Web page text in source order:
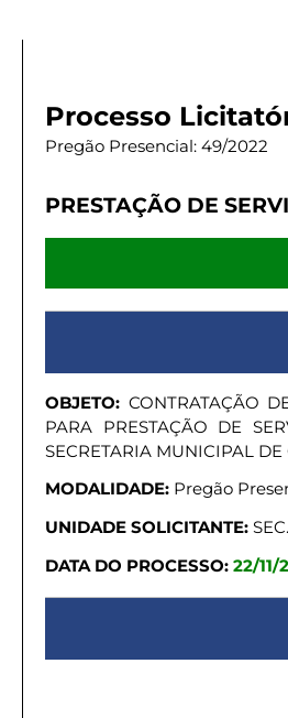
Processo
Pregão Presencial: 49/2022
PRESTAÇÃO DE
OBJETO:CONTRATAÇÃO
PARA PRESTAÇÃO DE
SECRETARIA MUNICIPAL
MODALIDADE:Pregão
UNIDADE SOLICITANTE:
DATA DO PROCESSO:22/11/